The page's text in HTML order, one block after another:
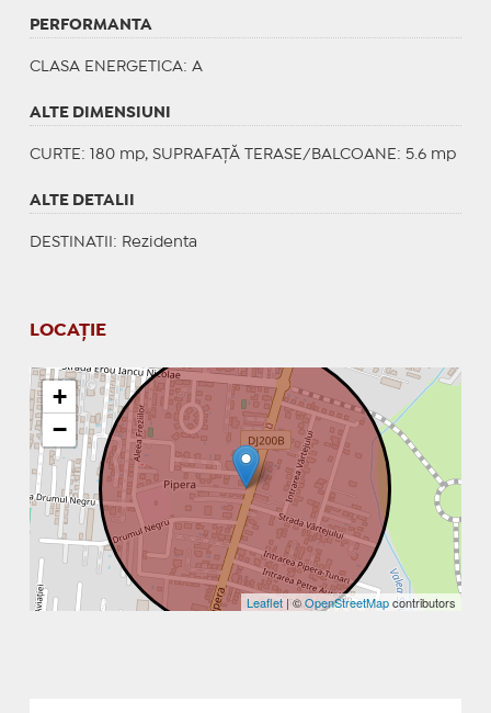
PERFORMANTA
CLASA ENERGETICA: A
ALTE DIMENSIUNI
CURTE: 180 mp, SUPRAFAȚĂ TERASE/BALCOANE: 5.6 mp
ALTE DETALII
DESTINATII : Rezidenta
LOCAȚIE
+
−
Leaflet | ©OpenStreetMapcontributors